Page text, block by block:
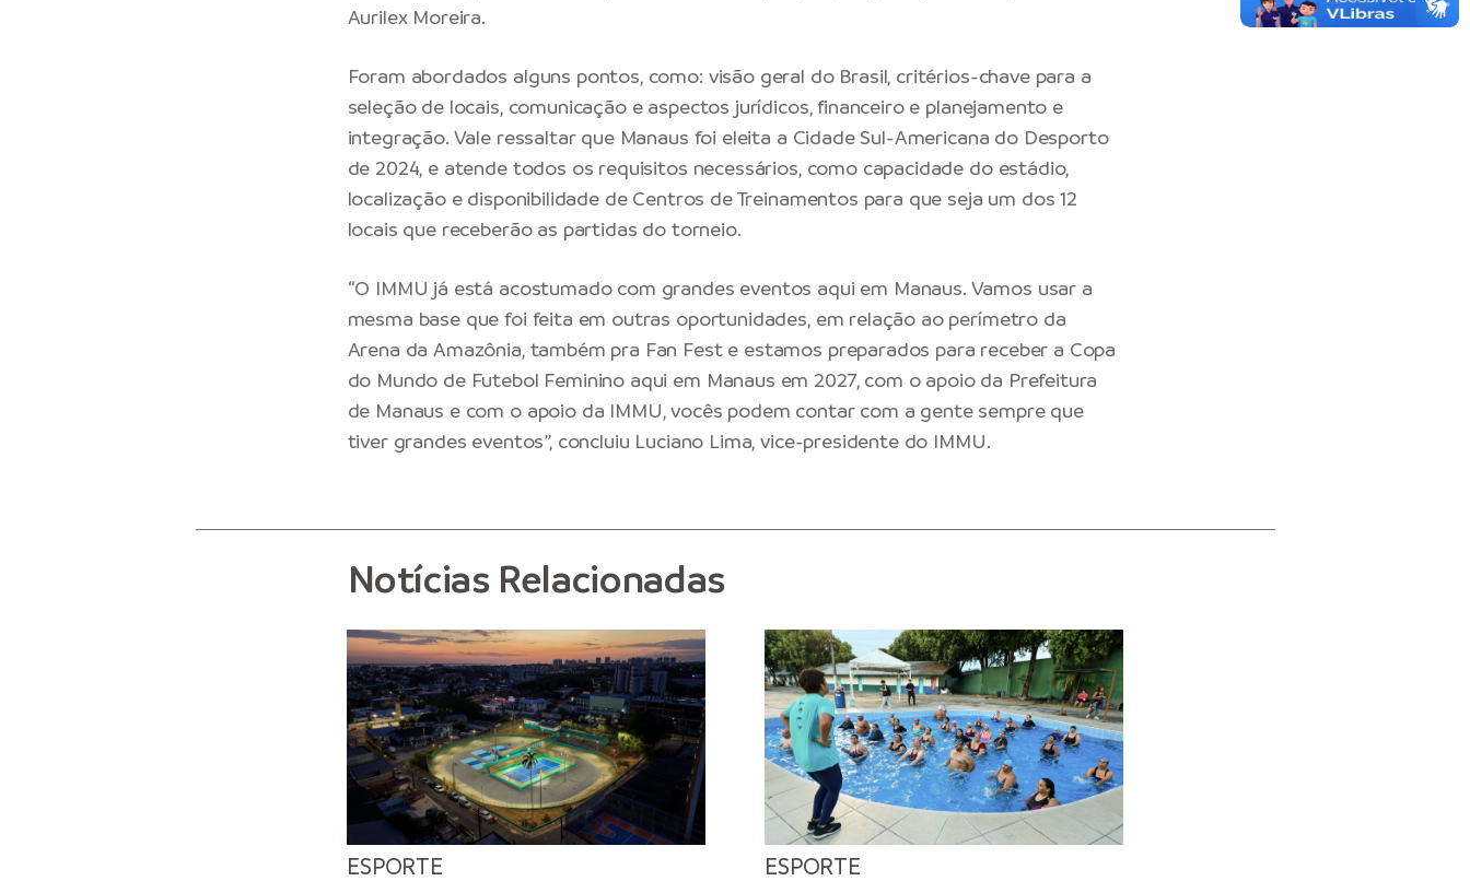
Aurilex Moreira.
Foram abordados alguns pontos, como: visão geral do Brasil, critérios-chave para a
seleção de locais, comunicação e aspectos jurídicos, financeiro e planejamento e
integração. Vale ressaltar que Manaus foi eleita a Cidade Sul-Americana do Desporto
de 2024, e atende todos os requisitos necessários, como capacidade do estádio,
localização e disponibilidade de Centros de Treinamentos para que seja um dos 12
locais que receberão as partidas do torneio.
“O IMMU já está acostumado com grandes eventos aqui em Manaus. Vamos usar a
mesma base que foi feita em outras oportunidades, em relação ao perímetro da
Arena da Amazônia, também pra Fan Fest e estamos preparados para receber a Copa
do Mundo de Futebol Feminino aqui em Manaus em 2027, com o apoio da Prefeitura
de Manaus e com o apoio da IMMU, vocês podem contar com a gente sempre que
tiver grandes eventos”, concluiu Luciano Lima, vice-presidente do IMMU.
Notícias Relacionadas
ESPORTE ESPORTE